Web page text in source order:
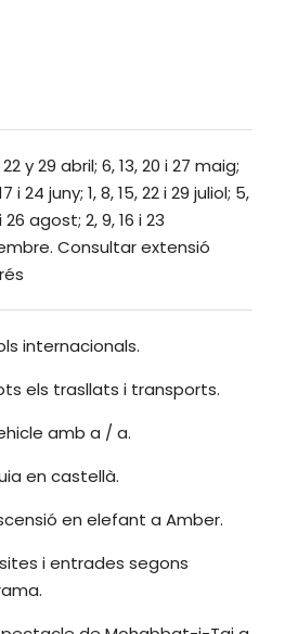
22 y 29 abril; 6, 13, 20 i 27 maig;
i 24 juny; 1, 8, 15, 22 i 29 juliol; 5,
i 26 agost; 2, 9, 16 i 23
Consultar extensió
internacionals.
els trasllats i transports.
amb a / a.
en castellà.
en elefant a Amber.
i entrades segons